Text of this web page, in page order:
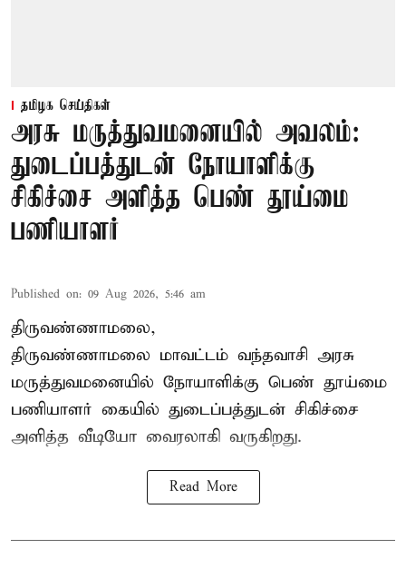
தமிழக செய்திகள்
அரசு மருத்துவமனையில் அவலம்:
துடைப்பத்துடன் நோயாளிக்கு
சிகிச்சை அளித்த பெண் தூய்மை
பணியாளர்
Published on: 09 Aug 2026, 5:46 am
திருவண்ணாமலை,
திருவண்ணாமலை மாவட்டம் வந்தவாசி அரசு
மருத்துவமனையில் நோயாளிக்கு பெண் தூய்மை
பணியாளர் கையில் துடைப்பத்துடன் சிகிச்சை
அளித்த வீடியோ வைரலாகி வருகிறது.
Read More